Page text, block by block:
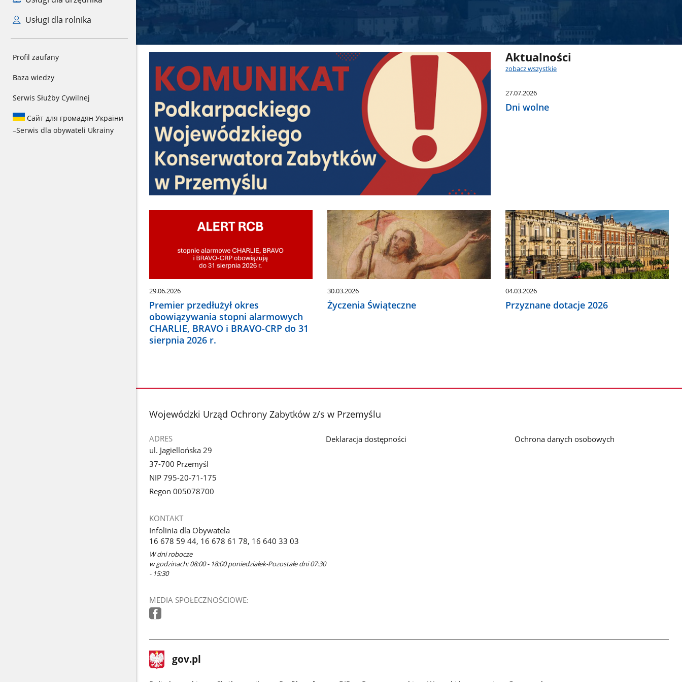
Usługi dla rolnika
Profil zaufany
Baza wiedzy
Serwis Służby Cywilnej
Сайт для громадян України
–Serwis dla obywateli Ukrainy
Aktualności
zobacz wszystkie
27.07.2026
Dni wolne
29.06.2026
Premier przedłużył okres
obowiązywania stopni alarmowych
CHARLIE, BRAVO i BRAVO-CRP do 31
sierpnia 2026 r.
30.03.2026
Życzenia Świąteczne
04.03.2026
Przyznane dotacje 2026
stopka
Wojewódzki Urząd Ochrony Zabytków z/s w Przemyślu
ADRES
ul. Jagiellońska 29
37-700 Przemyśl
NIP 795-20-71-175
Regon 005078700
KONTAKT
Infolinia dla Obywatela
16 678 59 44, 16 678 61 78, 16 640 33 03
W dni robocze
w godzinach: 08:00 - 18:00 poniedziałek-Pozostałe dni 07:30
- 15:30
MEDIA SPOŁECZNOŚCIOWE:
Deklaracja dostępności Ochrona danych osobowych
stopka
gov.pl Strona
gov.pl